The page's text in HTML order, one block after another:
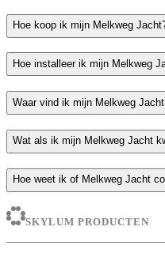
Hoe koop ik mijn Melkweg
Hoe installeer ik mijn Melkweg
Waar vind ik mijn Melkweg
Wat als ik mijn Melkweg Jacht
Hoe weet ik of Melkweg Jacht
SKYLUM PRODUCTEN